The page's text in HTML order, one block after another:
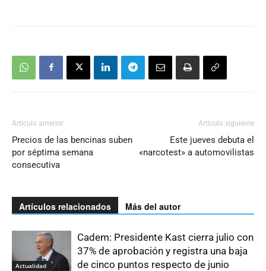
Artículo anterior
Precios de las bencinas suben
por séptima semana
consecutiva
Artículo siguiente
Este jueves debuta el
«narcotest» a automovilistas
Artículos relacionados Más del autor
Actualidad
Cadem: Presidente Kast cierra julio con
37% de aprobación y registra una baja
de cinco puntos respecto de junio